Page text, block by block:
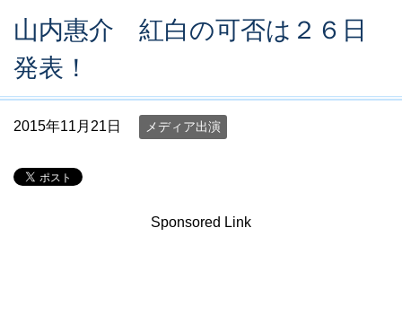
山内惠介 紅白の可否は２６日
発表！
2015年11月21日 メディア出演
Sponsored Link